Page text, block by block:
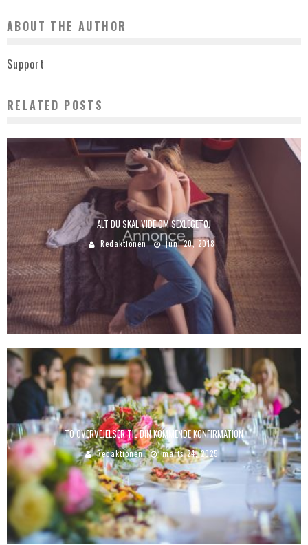
ABOUT THE AUTHOR
Support
RELATED POSTS
ALT DU SKAL VIDE OM SEXLEGETØJ
Redaktionen juni 20, 2018
TO OVERVEJELSER TIL DIN KOMMENDE KONFIRMATION
Redaktionen marts 24, 2025